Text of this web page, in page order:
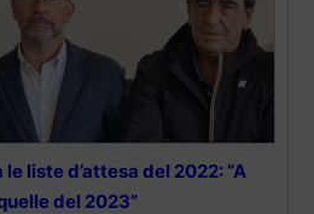
liste d’attesa del 2022: “A
del 2023”